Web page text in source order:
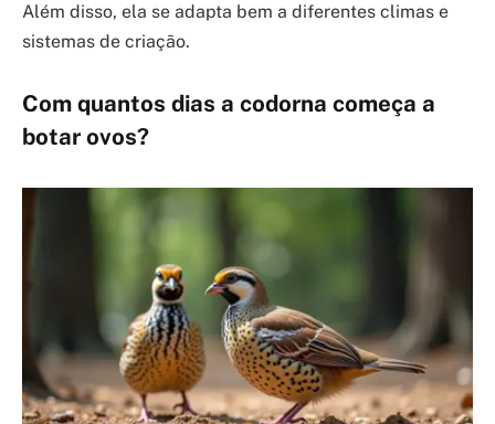
Além disso, ela se adapta bem a diferentes climas e
sistemas de criação.
Com quantos dias a codorna começa a
botar ovos?